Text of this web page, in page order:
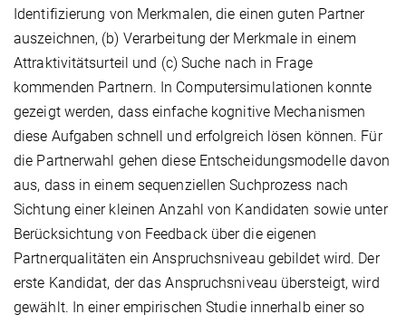
Identifizierung von Merkmalen, die einen guten Partner
auszeichnen, (b) Verarbeitung der Merkmale in einem
Attraktivitätsurteil und (c) Suche nach in Frage
kommenden Partnern. In Computersimulationen konnte
gezeigt werden, dass einfache kognitive Mechanismen
diese Aufgaben schnell und erfolgreich lösen können. Für
die Partnerwahl gehen diese Entscheidungsmodelle davon
aus, dass in einem sequenziellen Suchprozess nach
Sichtung einer kleinen Anzahl von Kandidaten sowie unter
Berücksichtung von Feedback über die eigenen
Partnerqualitäten ein Anspruchsniveau gebildet wird. Der
erste Kandidat, der das Anspruchsniveau übersteigt, wird
gewählt. In einer empirischen Studie innerhalb einer so